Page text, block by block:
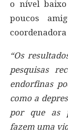
o nível
poucos
coordenadora
“Os
pesquisas
endorfinas
como a
por que as
fazem uma